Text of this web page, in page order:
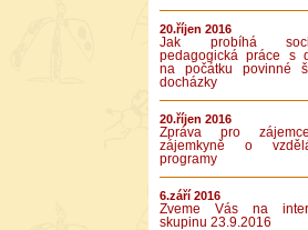
20.říjen 2016
Jak probíhá
pedagogická práce s
na počátku povinné
docházky
20.říjen 2016
Zpráva pro
zájemkyně o
programy
6.září 2016
Zveme Vás na
skupinu 23.9.2016